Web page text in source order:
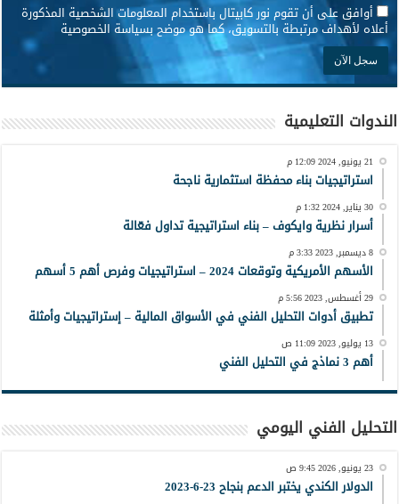
* أوافق على أن تقوم نور كابيتال باستخدام المعلومات الشخصية المذكورة
أعلاه لأهداف مرتبطة بالتسويق، كما هو موضح بسياسة الخصوصية
الندوات التعليمية
21 يونيو, 2024 12:09 م
استراتيجيات بناء محفظة استثمارية ناجحة
30 يناير, 2024 1:32 م
أسرار نظرية وايكوف – بناء استراتيجية تداول فعّالة
8 ديسمبر, 2023 3:33 م
الأسهم الأمريكية وتوقعات 2024 – استراتيجيات وفرص أهم 5 أسهم
29 أغسطس, 2023 5:56 م
تطبيق أدوات التحليل الفني في الأسواق المالية – إستراتيجيات وأمثلة
13 يوليو, 2023 11:09 ص
أهم 3 نماذج في التحليل الفني
التحليل الفني اليومي
23 يونيو, 2026 9:45 ص
الدولار الكندي يختبر الدعم بنجاح 23-6-2023